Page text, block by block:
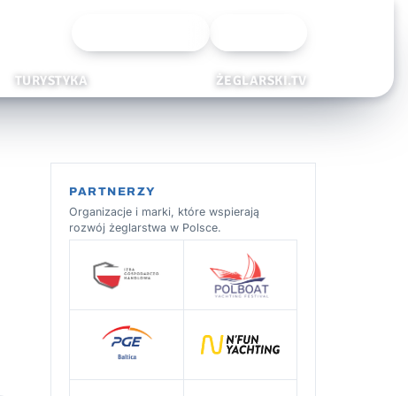
TURYSTYKA ŻEGLARSKI.TV
PARTNERZY
Organizacje i marki, które wspierają
rozwój żeglarstwa w Polsce.